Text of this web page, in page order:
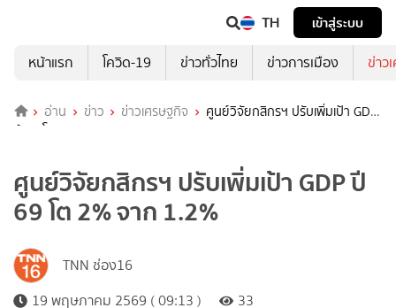
TH
เข้าสู่ระบบ
หน้าแรก
โควิด-19 ข่าวทั่วไทย ข่าวการเมือง ข่าว
อ่าน ข่าว ข่าวเศรษฐกิจ
ศูนย์วิจัยกสิกรฯ ปรับเพิ่มเป้า GDP
ปี 69 โต 2% จาก 1.2%
ศูนย์วิจัยกสิกรฯ ปรับเพิ่มเป้า GDP ปี
69 โต 2% จาก 1.2%
TNN ช่อง16
19 พฤษภาคม 2569 ( 09:13 )
33